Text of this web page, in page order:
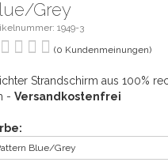
Grey
1949-3
(0 Kundenmeinungen)
Strandschirm aus 100%
- Versandkostenfrei
Blue/Grey